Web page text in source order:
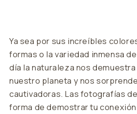
Ya sea por sus increíbles
formas o la variedad inmensa
día la naturaleza nos
nuestro planeta y nos
cautivadoras. Las fotografías de
forma de demostrar tu